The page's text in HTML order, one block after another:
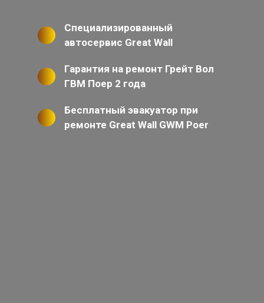
Специализированный
автосервис Great Wall
Гарантия на ремонт Грейт Вол
ГВМ Поер 2 года
Бесплатный эвакуатор при
ремонте Great Wall GWM Poer